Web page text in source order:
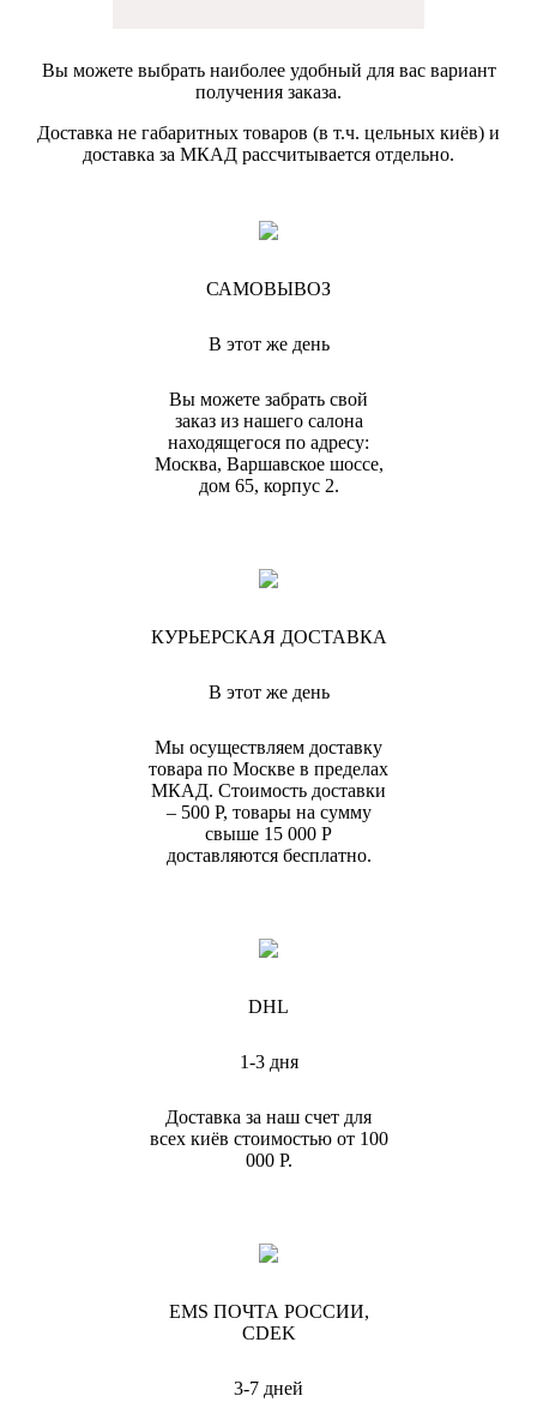
Вы можете выбрать наиболее удобный для вас вариант
получения заказа.
Доставка не габаритных товаров (в т.ч. цельных киёв) и
доставка за МКАД рассчитывается отдельно.
САМОВЫВОЗ
В этот же день
Вы можете забрать свой
заказ из нашего салона
находящегося по адресу:
Москва, Варшавское шоссе,
дом 65, корпус 2.
КУРЬЕРСКАЯ ДОСТАВКА
В этот же день
Мы осуществляем доставку
товара по Москве в пределах
МКАД. Стоимость доставки
– 500 Р, товары на сумму
свыше 15 000 Р
доставляются бесплатно.
DHL
1-3 дня
Доставка за наш счет для
всех киёв стоимостью от 100
000 Р.
EMS ПОЧТА РОССИИ,
CDEK
3-7 дней